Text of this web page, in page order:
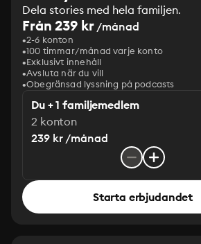
Dela stories med hela familjen.
Från 239 kr/månad
2-6 konton
100 timmar/månad varje konto
Exklusivt innehåll
Avsluta när du vill
Obegränsad lyssning på podcasts
Du + 1 familjemedlem
2 konton
239 kr /månad
Starta erbjudandet